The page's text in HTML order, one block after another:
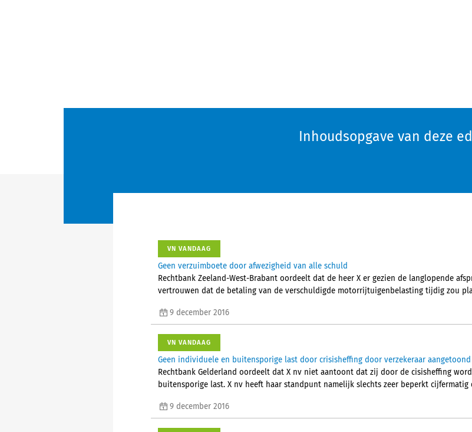
Inhoudsopgave van deze
VN VANDAAG
Geen verzuimboete door afwezigheid van alle schuld
Rechtbank Zeeland-West-Brabant oordeelt dat de heer X er gezien de langlopende
vertrouwen dat de betaling van de verschuldigde motorrijtuigenbelasting tijdig zou
9 december 2016
VN VANDAAG
Geen individuele en buitensporige last door crisisheffing door verzekeraar aangetoond
Rechtbank Gelderland oordeelt dat X nv niet aantoont dat zij door de cisisheffing
buitensporige last. X nv heeft haar standpunt namelijk slechts zeer beperkt cijfermatig
9 december 2016